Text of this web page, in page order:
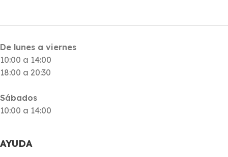
De lunes a viernes
10:00 a 14:00
18:00 a 20:30
Sábados
10:00 a 14:00
AYUDA